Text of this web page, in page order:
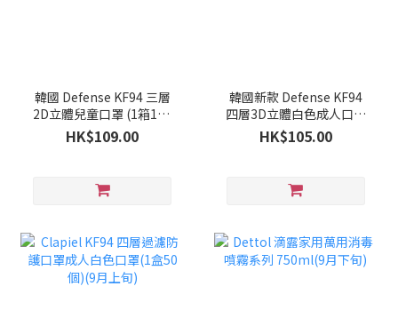
韓國 Defense KF94 三層
2D立體兒童口罩 (1箱100
個)(9月下旬)
HK$109.00
韓國新款 Defense KF94
四層3D立體白色成人口罩
(1箱100個)(9月下旬)
HK$105.00